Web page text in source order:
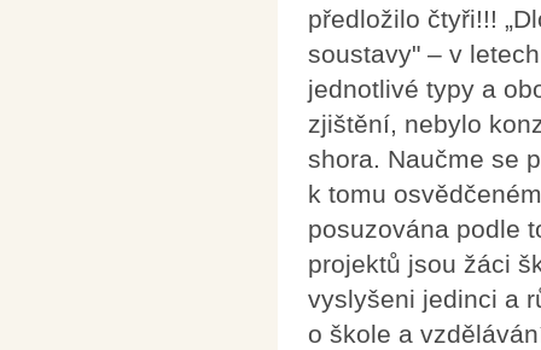
předložilo čtyři!!!
soustavy" – v
jednotlivé typy a
zjištění, nebylo
shora. Naučme se
k tomu
posuzována podle
projektů jsou žáci
vyslyšeni jedinci a
o škole a